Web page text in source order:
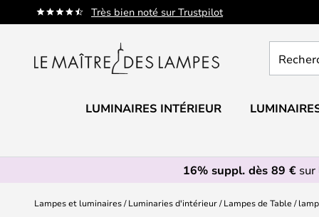
Très bien noté sur Trustpilot
Allez
au
un
LUMINAIRES INTÉRIEUR
16% suppl. dès 89 €sur
Lampes et luminaires Luminaries d'intérieur Lampes de Table